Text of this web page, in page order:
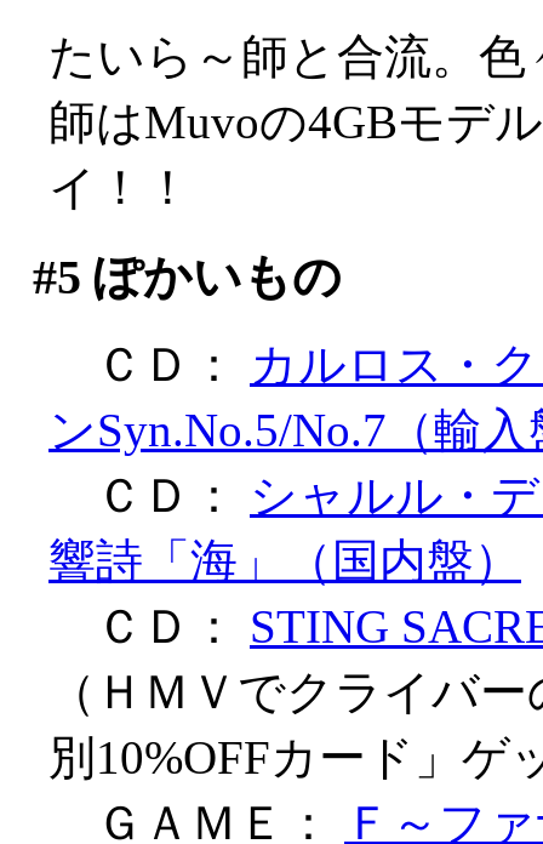
たいら～師と合流。色
師はMuvoの4GBモデ
イ！！
#5 ぽかいもの
ＣＤ：
カルロス・
ンSyn.No.5/No.7（輸
ＣＤ： シャルル・
響詩「海」（国内盤）
ＣＤ： STING
（ＨＭＶでクライバ
別10%OFFカード」ゲ
ＧＡＭＥ：
Ｆ～フ